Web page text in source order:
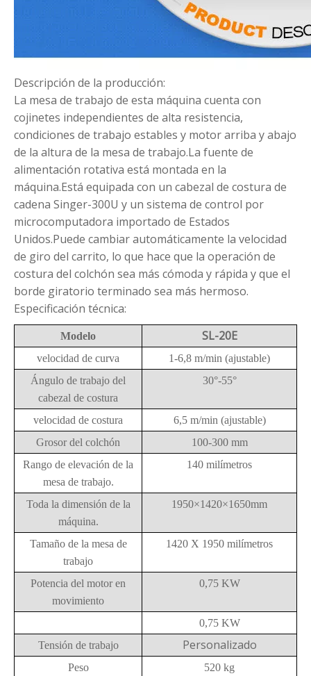
Descripción de la producción:
La mesa de trabajo de esta máquina cuenta con
cojinetes independientes de alta resistencia,
condiciones de trabajo estables y motor arriba y abajo
de la altura de la mesa de trabajo.La fuente de
alimentación rotativa está montada en la
máquina.Está equipada con un cabezal de costura de
cadena Singer-300U y un sistema de control por
microcomputadora importado de Estados
Unidos.Puede cambiar automáticamente la velocidad
de giro del carrito, lo que hace que la operación de
costura del colchón sea más cómoda y rápida y que el
borde giratorio terminado sea más hermoso.
Especificación técnica:
Modelo SL-20E
velocidad de curva
1-6,8 m/min (ajustable)
Ángulo de trabajo del
cabezal de costura
30°-55°
velocidad de costura
6,5 m/min (ajustable)
Grosor del colchón
100-300 mm
Rango de elevación de la
mesa de trabajo.
140 milímetros
Toda la dimensión de la
máquina.
1950×1420×1650mm
Tamaño de la mesa de
trabajo
1420 X 1950 milímetros
Potencia del motor en
movimiento
0,75 KW
0,75 KW
Tensión de trabajo
Personalizado
Peso 520 kg